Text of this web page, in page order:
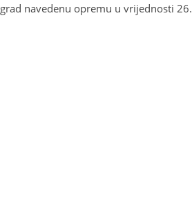
navedenu opremu u vrijednosti